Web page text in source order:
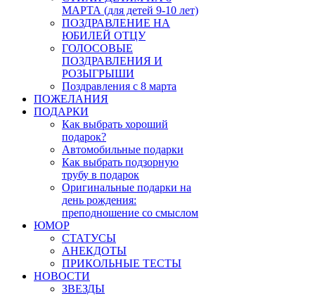
МАРТА (для детей 9-10 лет)
ПОЗДРАВЛЕНИЕ НА
ЮБИЛЕЙ ОТЦУ
ГОЛОСОВЫЕ
ПОЗДРАВЛЕНИЯ И
РОЗЫГРЫШИ
Поздравления с 8 марта
ПОЖЕЛАНИЯ
ПОДАРКИ
Как выбрать хороший
подарок?
Автомобильные подарки
Как выбрать подзорную
трубу в подарок
Оригинальные подарки на
день рождения:
преподношение со смыслом
ЮМОР
СТАТУСЫ
АНЕКДОТЫ
ПРИКОЛЬНЫЕ ТЕСТЫ
НОВОСТИ
ЗВЕЗДЫ